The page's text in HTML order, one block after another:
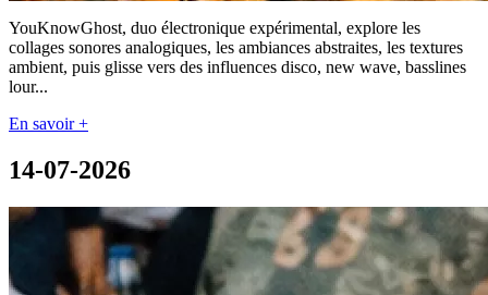
YouKnowGhost, duo électronique expérimental, explore les
collages sonores analogiques, les ambiances abstraites, les textures
ambient, puis glisse vers des influences disco, new wave, basslines
lour...
En savoir +
14-07-2026